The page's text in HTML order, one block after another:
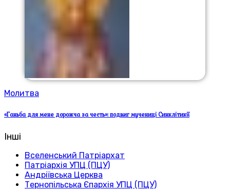
Молитва
«Ганьба для мене дорожча за честь»: подвиг мучениці Синклітикії
Інші
Вселенський Патріархат
Патріархія УПЦ (ПЦУ)
Андріївська Церква
Тернопільська Єпархія УПЦ (ПЦУ)